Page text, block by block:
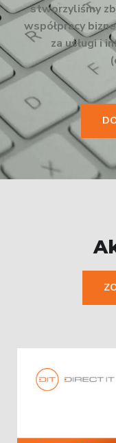
stworzyliśmy
współpracy
za usługi i